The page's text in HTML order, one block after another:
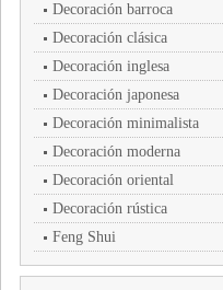
Decoración barroca
Decoración clásica
Decoración inglesa
Decoración japonesa
Decoración minimalista
Decoración moderna
Decoración oriental
Decoración rústica
Feng Shui